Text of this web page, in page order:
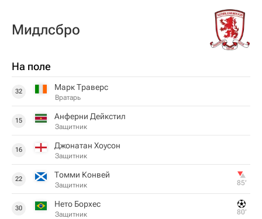
Мидлсбро
На поле
32 Марк Траверс
Вратарь
15 Анферни Дейкстил
Защитник
16 Джонатан Хоусон
Защитник
22 Томми Конвей
Защитник 85‎’‎
30 Нето Борхес
Защитник 80‎’‎